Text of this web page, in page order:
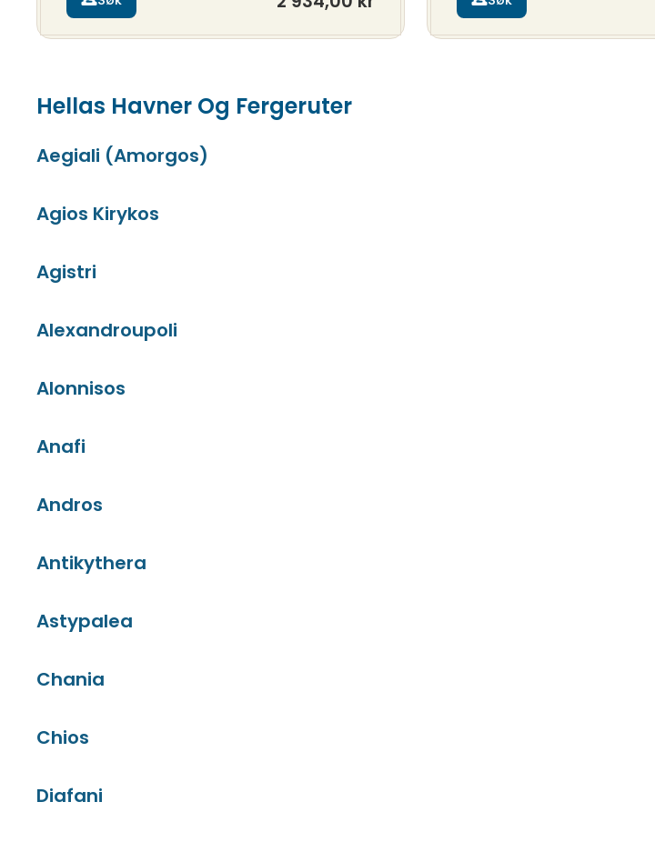
Hellas Havner Og Fergeruter
Aegiali (Amorgos)
Agios Kirykos
Agistri
Alexandroupoli
Alonnisos
Anafi
Andros
Antikythera
Astypalea
Chania
Chios
Diafani